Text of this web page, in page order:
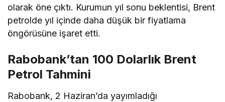
olarak öne çıktı. Kurumun yıl sonu beklentisi, Brent
petrolde yıl içinde daha düşük bir fiyatlama
öngörüsüne işaret etti.
Rabobank’tan 100 Dolarlık Brent
Petrol Tahmini
Rabobank, 2 Haziran’da yayımladığı